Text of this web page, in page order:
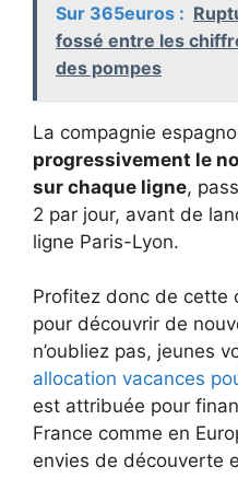
Sur 365euros :
fossé entre les
des pompes
La compagnie
progressivement le
sur chaque ligne,
2 par jour, avant de
ligne Paris-Lyon.
Profitez donc de cette
pour découvrir de
n’oubliez pas, jeunes
allocation vacances
est attribuée pour
France comme en
envies de découverte